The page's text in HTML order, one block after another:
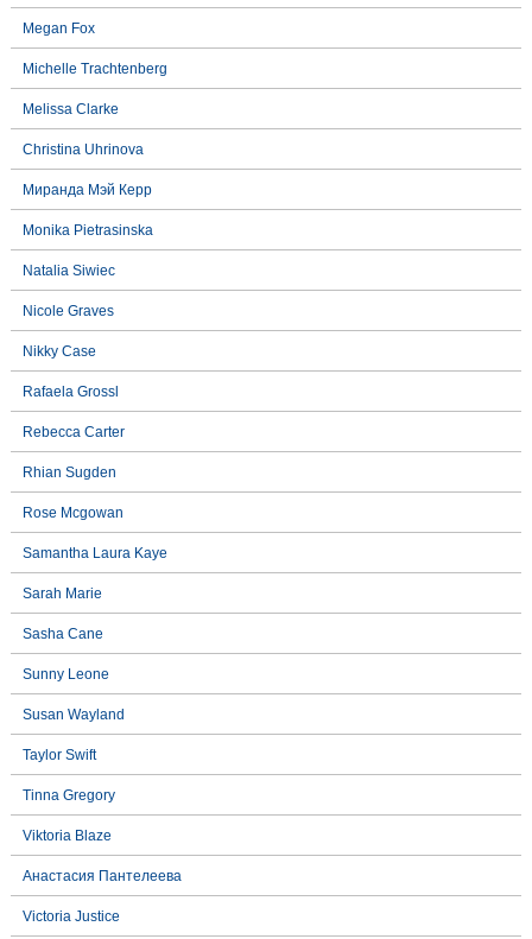
Megan Fox
Michelle Trachtenberg
Melissa Clarke
Christina Uhrinova
Миранда Мэй Керр
Monika Pietrasinska
Natalia Siwiec
Nicole Graves
Nikky Case
Rafaela Grossl
Rebecca Carter
Rhian Sugden
Rose Mcgowan
Samantha Laura Kaye
Sarah Marie
Sasha Cane
Sunny Leone
Susan Wayland
Taylor Swift
Tinna Gregory
Viktoria Blaze
Анастасия Пантелеева
Victoria Justice